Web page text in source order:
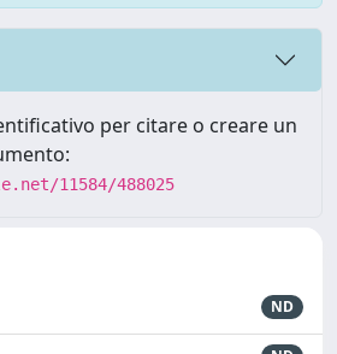
per citare o creare un
11584/488025
ND